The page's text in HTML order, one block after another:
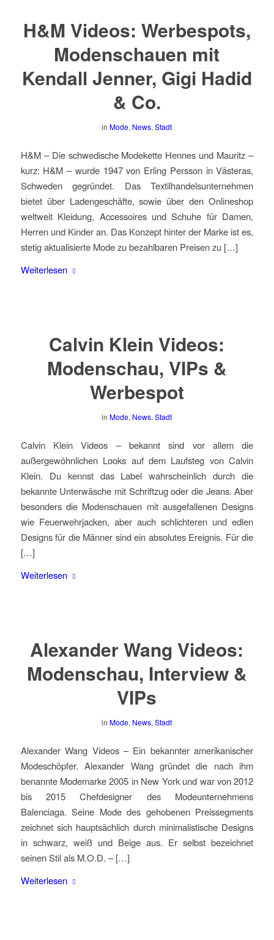
H&M Videos: Werbespots,
Modenschauen mit
Kendall Jenner, Gigi Hadid
& Co.
in Mode, News,Stadt
H&M – Die schwedische Modekette Hennes und Mauritz –
kurz: H&M – wurde 1947 von Erling Persson in Västeras,
Schweden gegründet. Das Textilhandelsunternehmen
bietet über Ladengeschäfte, sowie über den Onlineshop
weltweit Kleidung, Accessoires und Schuhe für Damen,
Herren und Kinder an. Das Konzept hinter der Marke ist es,
stetig aktualisierte Mode zu bezahlbaren Preisen zu […]
Weiterlesen
Calvin Klein Videos:
Modenschau, VIPs &
Werbespot
in Mode, News,Stadt
Calvin Klein Videos – bekannt sind vor allem die
außergewöhnlichen Looks auf dem Laufsteg von Calvin
Klein. Du kennst das Label wahrscheinlich durch die
bekannte Unterwäsche mit Schriftzug oder die Jeans. Aber
besonders die Modenschauen mit ausgefallenen Designs
wie Feuerwehrjacken, aber auch schlichteren und edlen
Designs für die Männer sind ein absolutes Ereignis. Für die
[…]
Weiterlesen
Alexander Wang Videos:
Modenschau, Interview &
VIPs
in Mode, News,Stadt
Alexander Wang Videos – Ein bekannter amerikanischer
Modeschöpfer. Alexander Wang gründet die nach ihm
benannte Modemarke 2005 in New York und war von 2012
bis 2015 Chefdesigner des Modeunternehmens
Balenciaga. Seine Mode des gehobenen Preissegments
zeichnet sich hauptsächlich durch minimalistische Designs
in schwarz, weiß und Beige aus. Er selbst bezeichnet
seinen Stil als M.O.D. – […]
Weiterlesen